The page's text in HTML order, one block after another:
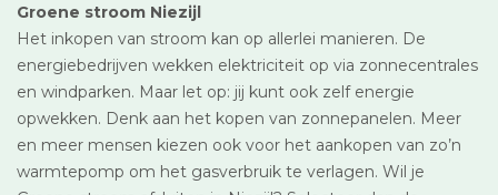
Groene stroom Niezijl
Het inkopen van stroom kan op allerlei manieren. De
energiebedrijven wekken elektriciteit op via zonnecentrales
en windparken. Maar let op: jij kunt ook zelf energie
opwekken. Denk aan het kopen van zonnepanelen. Meer
en meer mensen kiezen ook voor het aankopen van zo’n
warmtepomp om het gasverbruik te verlagen. Wil je